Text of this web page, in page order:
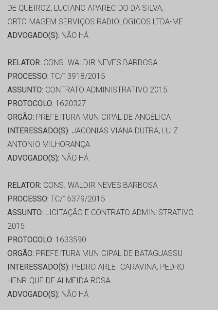
DE QUEIROZ, LUCIANO APARECIDO DA SILVA,
ORTOIMAGEM SERVIÇOS RADIOLOGICOS LTDA-ME
ADVOGADO(S): NÃO HÁ
RELATOR: CONS. WALDIR NEVES BARBOSA
PROCESSO: TC/13918/2015
ASSUNTO: CONTRATO ADMINISTRATIVO 2015
PROTOCOLO: 1620327
ORGÃO: PREFEITURA MUNICIPAL DE ANGÉLICA
INTERESSADO(S): JACONIAS VIANA DUTRA, LUIZ
ANTONIO MILHORANÇA
ADVOGADO(S): NÃO HÁ
RELATOR: CONS. WALDIR NEVES BARBOSA
PROCESSO: TC/16379/2015
ASSUNTO: LICITAÇÃO E CONTRATO ADMINISTRATIVO
2015
PROTOCOLO: 1633590
ORGÃO: PREFEITURA MUNICIPAL DE BATAGUASSU
INTERESSADO(S): PEDRO ARLEI CARAVINA, PEDRO
HENRIQUE DE ALMEIDA ROSA
ADVOGADO(S): NÃO HÁ